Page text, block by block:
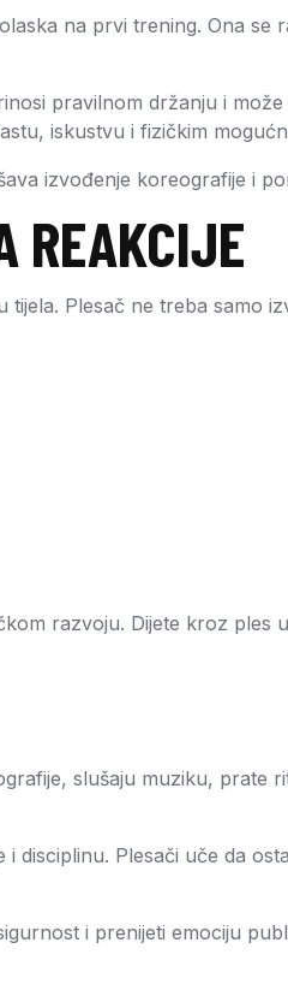
na prvi trening. Ona
pravilnom držanju i
iskustvu i fizičkim
izvođenje koreografije i
REAKCIJE
Plesač ne treba samo
razvoju. Dijete kroz ples
slušaju muziku, prate
disciplinu. Plesači uče da
i prenijeti emociju